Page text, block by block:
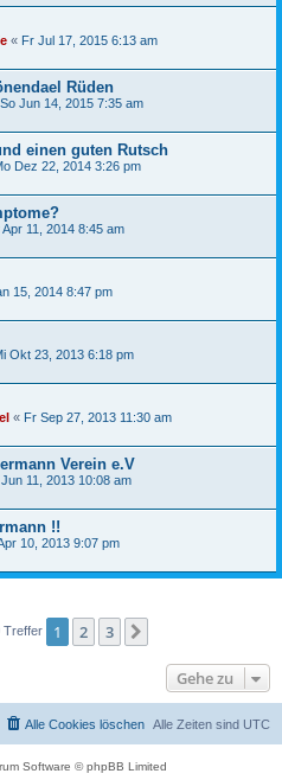
« Fr Jul 17, 2015 6:13 am
Rüden
So Jun 14, 2015 7:35 am
einen guten Rutsch
Dez 22, 2014 3:26 pm
Apr 11, 2014 8:45 am
15, 2014 8:47 pm
Okt 23, 2013 6:18 pm
« Fr Sep 27, 2013 11:30 am
Verein e.V
Jun 11, 2013 10:08 am
!!
10, 2013 9:07 pm
Treffer 1 2 3
Gehe zu
Alle Zeiten sind UTC
Alle Cookies löschen
Software © phpBB Limited